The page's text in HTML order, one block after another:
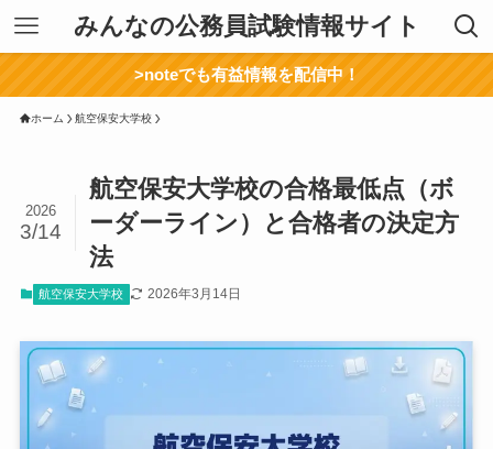
みんなの公務員試験情報サイト
>noteでも有益情報を配信中！
ホーム 航空保安大学校
航空保安大学校の合格最低点（ボ
ーダーライン）と合格者の決定方
法
2026
3/14
航空保安大学校 2026年3月14日